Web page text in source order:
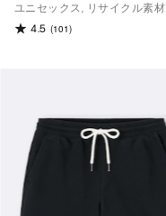
ユニセックス, リサイクル素材
4.5 (101)